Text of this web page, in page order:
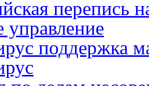
перепись
управление
поддержка